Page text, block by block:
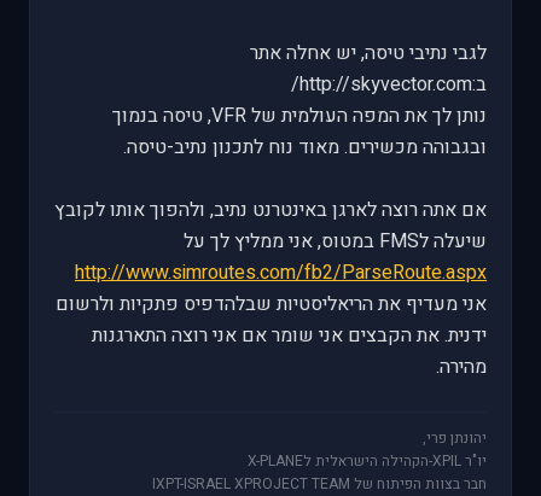
לגבי נתיבי טיסה, יש אחלה אתר
ב:http://skyvector.com/
נותן לך את המפה העולמית של VFR, טיסה בנמוך
ובגבוהה מכשירים. מאוד נוח לתכנון נתיב-טיסה.
אם אתה רוצה לארגן באינטרנט נתיב, ולהפוך אותו לקובץ
שיעלה לFMS במטוס, אני ממליץ לך על
http://www.simroutes.com/fb2/ParseRoute.aspx
אני מעדיף את הריאליסטיות שבלהדפיס פתקיות ולרשום
ידנית. את הקבצים אני שומר אם אני רוצה התארגנות
מהירה.
יהונתן פרי,
יו"ר XPIL-הקהילה הישראלית לX-PLANE
חבר בצוות הפיתוח של IXPT-ISRAEL XPROJECT TEAM